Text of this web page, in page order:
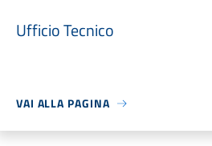
Ufficio Tecnico
VAI ALLA PAGINA